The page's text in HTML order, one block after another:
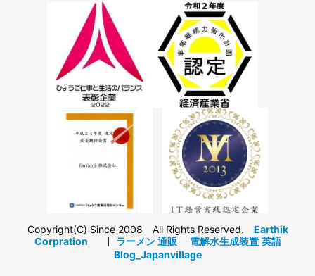
Copyright(C) Since 2008 All Rights Reserved. Earthik
Corpration
ラーメン 通販 電解水生成装置 英語
Blog_Japanvillage